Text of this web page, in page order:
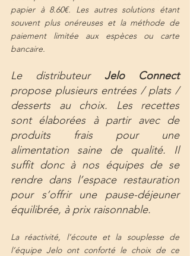
papier à 8.60€. Les autres solutions étant
souvent plus onéreuses et la méthode de
paiement limitée aux espèces ou carte
bancaire.
Le distributeur Jelo Connect
propose plusieurs entrées / plats /
desserts au choix. Les recettes
sont élaborées à partir avec de
produits frais pour une
alimentation saine de qualité. Il
suffit donc à nos équipes de se
rendre dans l’espace restauration
pour s’offrir une pause-déjeuner
équilibrée, à prix raisonnable.
La réactivité, l’écoute et la souplesse de
l’équipe Jelo ont conforté le choix de ce